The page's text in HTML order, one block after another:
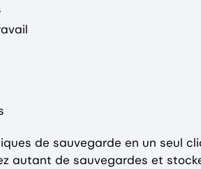
de sauvegarde en un seul
autant de sauvegardes et